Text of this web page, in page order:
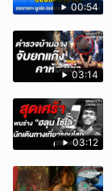
00:54
03:14
03:12